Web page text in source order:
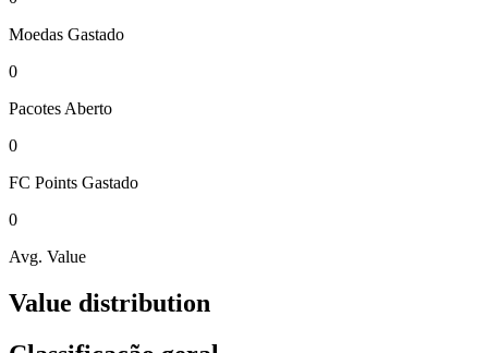
Moedas Gastado
0
Pacotes Aberto
0
FC Points Gastado
0
Avg. Value
Value distribution